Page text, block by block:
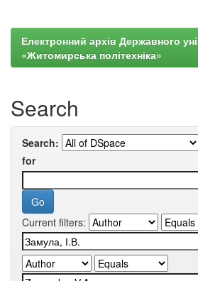
Електронний архів Державного
«Житомирська політехніка»
Search
Search:
for
Current filters: